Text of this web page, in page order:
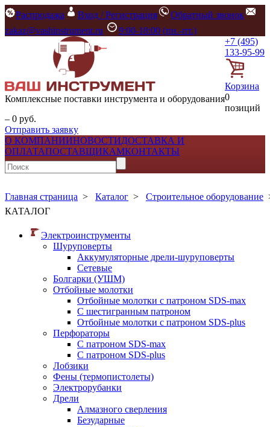
Распродажа Вход / Регистрация
Обратный звонок
zakaz@vashinstrument.ru
9:00-18:00 (пн.-пт.)
Комплексные поставки инструмента и оборудования
+7 (495)
133-95-99
Корзина
0
позиций
– 0 руб.
Отправить заявку
О КОМПАНИИНОВОСТИДОСТАВКА И
ОПЛАТАПОСТАВЩИКАМКОНТАКТЫ
Главная страница > Каталог > Строительное оборудование
КАТАЛОГ
Электроинструменты
Шуруповерты
Аккумуляторные дрели-шуруповерты
Сетевые
Болгарки (УШМ)
Отбойные молотки
Отбойные молотки с патроном SDS-max
С шестигранным патроном
Отбойные молотки с патроном SDS-plus
Перфораторы
С патроном SDS-max
С патроном SDS-plus
Лобзики
Фены (термопистолеты)
Электрорубанки
Дрели
Алмазного сверления
Безударные